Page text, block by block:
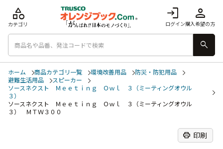
login
ログイン
person
購入希望の方
category
カテゴリ
search
ホーム 商品カテゴリ一覧 環境改善用品
防災・防犯用品
避難生活用品
スピーカー
ソースネクスト Ｍｅｅｔｉｎｇ Ｏｗｌ ３（ミーティングオウル
３）
ソースネクスト Ｍｅｅｔｉｎｇ Ｏｗｌ ３（ミーティングオウル
３） ＭＴＷ３００
print 印刷